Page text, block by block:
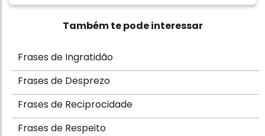
Também te pode interessar
Frases de Ingratidão
Frases de Desprezo
Frases de Reciprocidade
Frases de Respeito